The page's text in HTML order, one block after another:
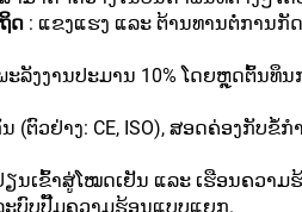
ດ : ແຂງແຮງ ແລະ ຕ້ານທານຕໍ່ການກັ
ລັງງານປະມານ 10% ໂດຍຫຼຸດຕົ້ນທຶນ
ວຢ່າງ: CE, ISO), ສອດຄ່ອງກັບຂໍ້
ເຂົ້າສູ່ໂໝດເຢັນ ແລະ ເຮືອນຄວາມ
ະບົບປັ໊ມຄວາມຮ້ອນແບບແຍກ.